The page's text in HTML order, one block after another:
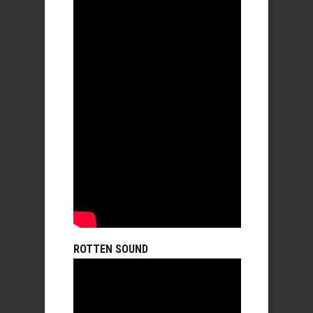
ROTTEN SOUND